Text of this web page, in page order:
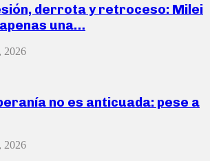
derrota y retroceso: Milei
una…
2026
no es anticuada: pese a
2026